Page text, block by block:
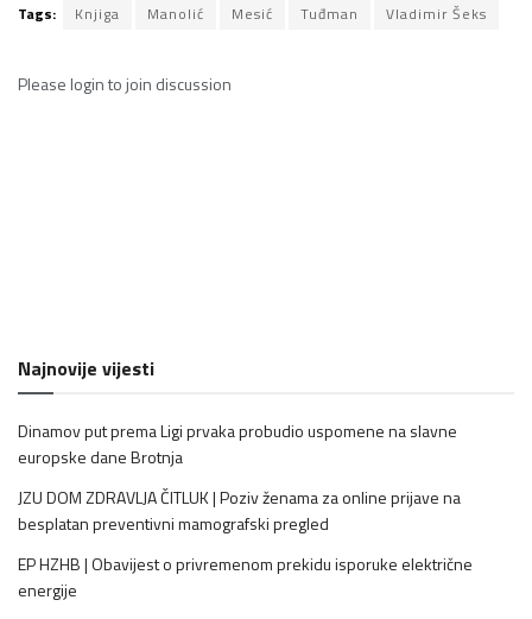
Tags: Knjiga Manolić Mesić Tuđman Vladimir Šeks
Please loginto join discussion
Najnovije vijesti
Dinamov put prema Ligi prvaka probudio uspomene na slavne
europske dane Brotnja
JZU DOM ZDRAVLJA ČITLUK | Poziv ženama za online prijave na
besplatan preventivni mamografski pregled
EP HZHB | Obavijest o privremenom prekidu isporuke električne
energije